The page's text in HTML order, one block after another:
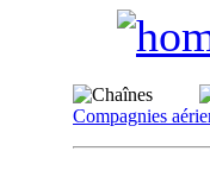
Compagnies